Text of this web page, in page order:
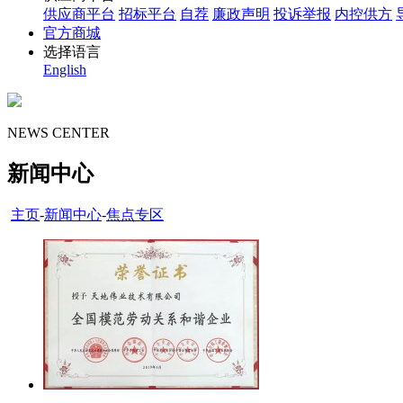
供应商平台 招标平台 自荐 廉政声明 投诉举报 内控供方
官方商城
选择语言
English
NEWS CENTER
新闻中心
主页-新闻中心-焦点专区